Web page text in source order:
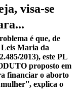
visa-se
é que, de
Leis Maria da
2013), este PL
proposto em
financiar o aborto
explica o